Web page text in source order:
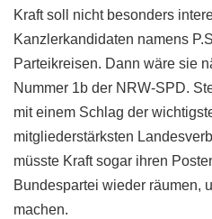
Kraft soll nicht besonders
Kanzlerkandidaten namens
Parteikreisen. Dann wäre sie
Nummer 1b der NRW-SPD.
mit einem Schlag der
mitgliederstärksten
müsste Kraft sogar ihren
Bundespartei wieder räumen,
machen.